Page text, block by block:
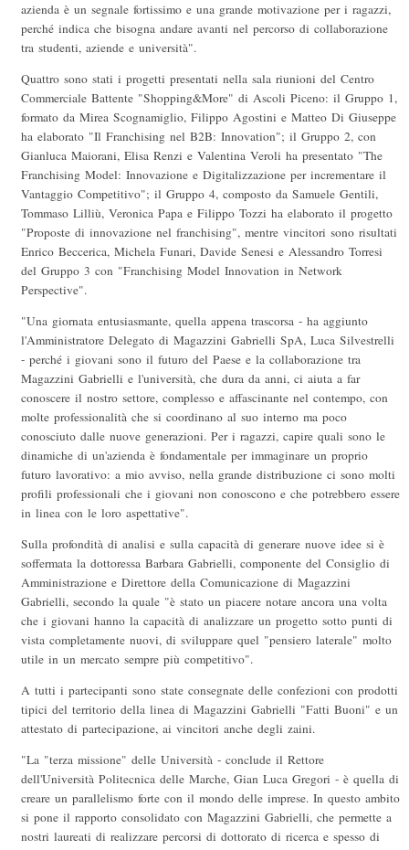
azienda è un segnale fortissimo e una grande motivazione per i ragazzi,
perché indica che bisogna andare avanti nel percorso di collaborazione
tra studenti, aziende e università".
Quattro sono stati i progetti presentati nella sala riunioni del Centro
Commerciale Battente "Shopping&More" di Ascoli Piceno: il Gruppo 1,
formato da Mirea Scognamiglio, Filippo Agostini e Matteo Di Giuseppe
ha elaborato "Il Franchising nel B2B: Innovation"; il Gruppo 2, con
Gianluca Maiorani, Elisa Renzi e Valentina Veroli ha presentato "The
Franchising Model: Innovazione e Digitalizzazione per incrementare il
Vantaggio Competitivo"; il Gruppo 4, composto da Samuele Gentili,
Tommaso Lilliù, Veronica Papa e Filippo Tozzi ha elaborato il progetto
"Proposte di innovazione nel franchising", mentre vincitori sono risultati
Enrico Beccerica, Michela Funari, Davide Senesi e Alessandro Torresi
del Gruppo 3 con "Franchising Model Innovation in Network
Perspective".
"Una giornata entusiasmante, quella appena trascorsa - ha aggiunto
l'Amministratore Delegato di Magazzini Gabrielli SpA, Luca Silvestrelli
- perché i giovani sono il futuro del Paese e la collaborazione tra
Magazzini Gabrielli e l'università, che dura da anni, ci aiuta a far
conoscere il nostro settore, complesso e affascinante nel contempo, con
molte professionalità che si coordinano al suo interno ma poco
conosciuto dalle nuove generazioni. Per i ragazzi, capire quali sono le
dinamiche di un'azienda è fondamentale per immaginare un proprio
futuro lavorativo: a mio avviso, nella grande distribuzione ci sono molti
profili professionali che i giovani non conoscono e che potrebbero essere
in linea con le loro aspettative".
Sulla profondità di analisi e sulla capacità di generare nuove idee si è
soffermata la dottoressa Barbara Gabrielli, componente del Consiglio di
Amministrazione e Direttore della Comunicazione di Magazzini
Gabrielli, secondo la quale "è stato un piacere notare ancora una volta
che i giovani hanno la capacità di analizzare un progetto sotto punti di
vista completamente nuovi, di sviluppare quel "pensiero laterale" molto
utile in un mercato sempre più competitivo".
A tutti i partecipanti sono state consegnate delle confezioni con prodotti
tipici del territorio della linea di Magazzini Gabrielli "Fatti Buoni" e un
attestato di partecipazione, ai vincitori anche degli zaini.
"La "terza missione" delle Università - conclude il Rettore
dell'Università Politecnica delle Marche, Gian Luca Gregori - è quella di
creare un parallelismo forte con il mondo delle imprese. In questo ambito
si pone il rapporto consolidato con Magazzini Gabrielli, che permette a
nostri laureati di realizzare percorsi di dottorato di ricerca e spesso di